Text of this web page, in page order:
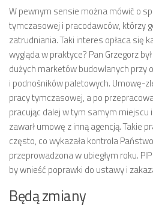
W pewnym sensie można mówić o
tymczasowej i pracodawców, którzy
zatrudniania. Taki interes opłaca się
wygląda w praktyce? Pan Grzegorz
dużych marketów budowlanych przy
i podnośników paletowych. Umowę-
pracy tymczasowej, a po
pracując dalej w tym samym
zawarł umowę z inną agencją. Takie
często, co wykazała kontrola
przeprowadzona w ubiegłym roku.
by wnieść poprawki do ustawy i
Będą zmiany